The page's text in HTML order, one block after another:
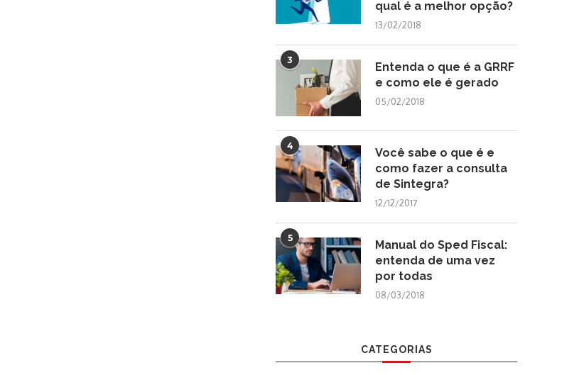
qual é a melhor opção?
13/02/2018
3
Entenda o que é a GRRF
e como ele é gerado
05/02/2018
4
Você sabe o que é e
como fazer a consulta
de Sintegra?
12/12/2017
5
Manual do Sped Fiscal:
entenda de uma vez
por todas
08/03/2018
CATEGORIAS